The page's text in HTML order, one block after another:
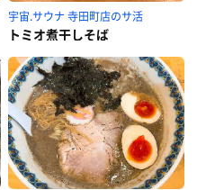
宇宙.サウナ 寺田町店のサ活
トミオ煮干しそば